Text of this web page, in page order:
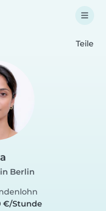
Teile
Berlin
€/Stunde